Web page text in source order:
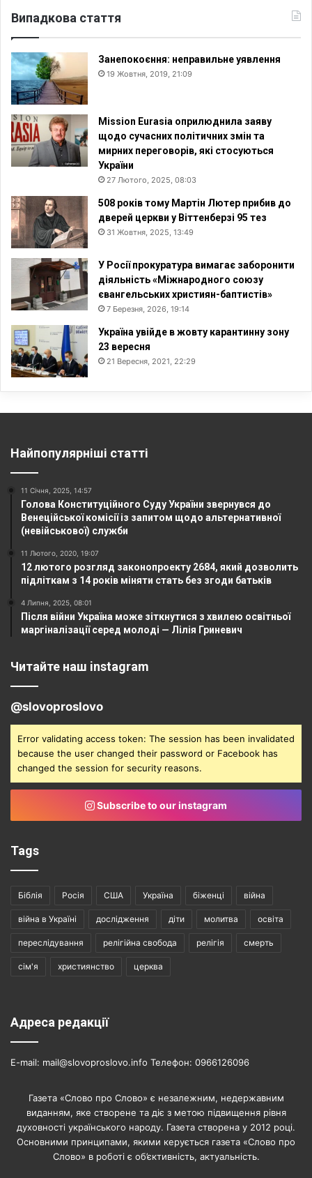
Випадкова стаття
Занепокоєння: неправильне уявлення
19 Жовтня, 2019, 21:09
Mission Eurasia оприлюднила заяву
щодо сучасних політичних змін та
мирних переговорів, які стосуються
України
27 Лютого, 2025, 08:03
508 років тому Мартін Лютер прибив до
дверей церкви у Віттенберзі 95 тез
31 Жовтня, 2025, 13:49
У Росії прокуратура вимагає заборонити
діяльність «Міжнародного союзу
євангельських християн-баптистів»
7 Березня, 2026, 19:14
Україна увійде в жовту карантинну зону
23 вересня
21 Вересня, 2021, 22:29
Найпопулярніші статті
11 Січня, 2025, 14:57
Голова Конституційного Суду України звернувся до
Венеційської комісії із запитом щодо альтернативної
(невійськової) служби
11 Лютого, 2020, 19:07
12 лютого розгляд законопроекту 2684, який дозволить
підліткам з 14 років міняти стать без згоди батьків
4 Липня, 2025, 08:01
Після війни Україна може зіткнутися з хвилею освітньої
маргіналізації серед молоді — Лілія Гриневич
Читайте наш instagram
@slovoproslovo
Error validating access token: The session has been invalidated
because the user changed their password or Facebook has
changed the session for security reasons.
Subscribe to our instagram
Tags
Біблія Росія США Україна біженці війна
війна в Україні дослідження діти молитва освіта
переслідування релігійна свобода релігія смерть
сім'я християнство церква
Адреса редакції
E-mail: mail@slovoproslovo.info Телефон: 0966126096
Газета «Слово про Слово» є незалежним, недержавним
виданням, яке створене та діє з метою підвищення рівня
духовності українського народу. Газета створена у 2012 році.
Основними принципами, якими керується газета «Слово про
Слово» в роботі є об’єктивність, актуальність.